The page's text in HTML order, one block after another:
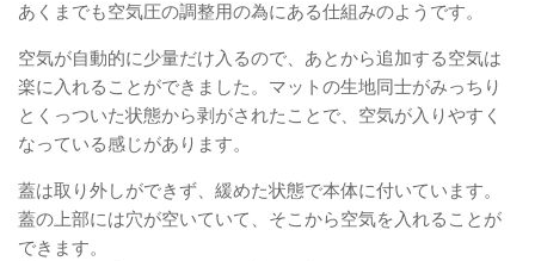
あくまでも空気圧の調整用の為にある仕組みのようです。
空気が自動的に少量だけ入るので、あとから追加する空気は
楽に入れることができました。マットの生地同士がみっちり
とくっついた状態から剥がされたことで、空気が入りやすく
なっている感じがあります。
蓋は取り外しができず、緩めた状態で本体に付いています。
蓋の上部には穴が空いていて、そこから空気を入れることが
できます。